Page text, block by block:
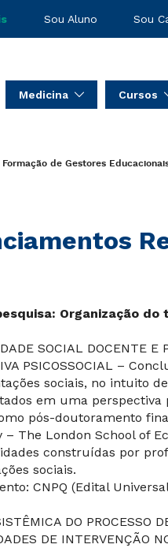
Sou Aluno Sou
Medicina Cursos
de Gestores
Organização
SOCIAL DOCENTE E
PSICOSSOCIAL –
sociais, no intuito
em uma perspectiva
pós-doutoramento
– The London School of
construídas por
sociais.
CNPQ (Edital
DO PROCESSO
DE INTERVENÇÃO